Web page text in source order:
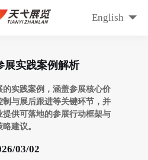
English
展实践案例解析
实践案例，涵盖参展核心价
与展后跟进等关键环节，并
供可落地的参展行动框架与
略建议。
03/02